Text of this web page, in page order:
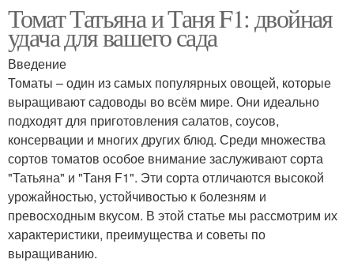
Томат Татьяна и Таня F1: двойная
удача для вашего сада
Введение
Томаты – один из самых популярных овощей, которые
выращивают садоводы во всём мире. Они идеально
подходят для приготовления салатов, соусов,
консервации и многих других блюд. Среди множества
сортов томатов особое внимание заслуживают сорта
"Татьяна" и "Таня F1". Эти сорта отличаются высокой
урожайностью, устойчивостью к болезням и
превосходным вкусом. В этой статье мы рассмотрим их
характеристики, преимущества и советы по
выращиванию.